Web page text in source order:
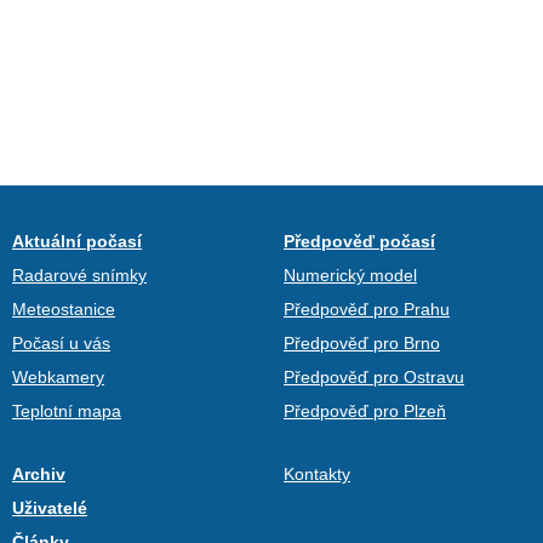
Aktuální počasí
Radarové snímky
Meteostanice
Počasí u vás
Webkamery
Teplotní mapa
Předpověď počasí
Numerický model
Předpověď pro Prahu
Předpověď pro Brno
Předpověď pro Ostravu
Předpověď pro Plzeň
Archiv
Uživatelé
Kontakty